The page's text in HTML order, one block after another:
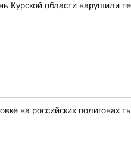
Курской области нарушили
на российских полигонах